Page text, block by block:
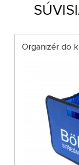
Organizér do